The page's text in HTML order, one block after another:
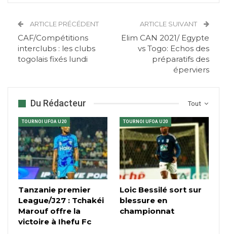
ARTICLE PRÉCÉDENT
CAF/Compétitions
interclubs : les clubs
togolais fixés lundi
ARTICLE SUIVANT
Elim CAN 2021/ Egypte
vs Togo: Echos des
préparatifs des
éperviers
Tout
Du Rédacteur
TOURNOI UFOA U20
Tanzanie premier
League/J27 : Tchakéi
Marouf offre la
victoire à Ihefu Fc
TOURNOI UFOA U20
Loic Bessilé sort sur
blessure en
championnat